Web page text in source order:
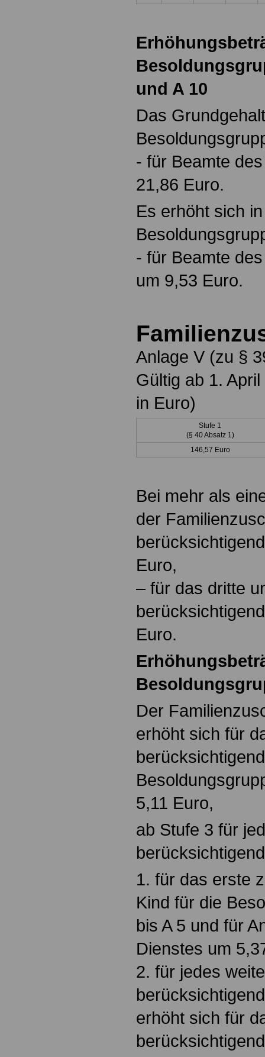
und A 10
Das
- für Beamte
21,86 Euro.
Es erhöht sich
- für Beamte
um 9,53 Euro.
Anlage V (zu §
Gültig ab 1.
in Euro)
Stufe 1
(§ 40 Absatz 1)
146,57 Euro
Bei mehr als
der
Euro,
– für das dritte
Euro.
Der
erhöht sich für
5,11 Euro,
ab Stufe 3 für
1. für das erste
Kind für die
bis A 5 und für
Dienstes um
2. für jedes
erhöht sich für